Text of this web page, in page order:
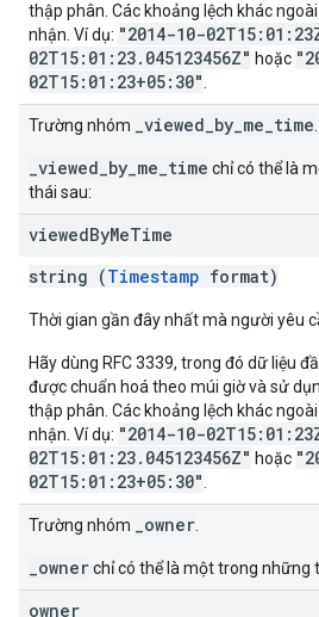
thập phân. Các khoảng lệch khác
nhận. Ví dụ: "2014-10-
02T15:01:23.045123456Z" hoặc
02T15:01:23+05:30"
Trường nhóm _viewed_by_me_time
_viewed_by_me_time chỉ có thể là
thái sau:
viewedByMeTime
string (Timestamp format)
Thời gian gần đây nhất mà người yêu
Hãy dùng RFC 3339, trong đó dữ liệu
được chuẩn hoá theo múi giờ và sử
thập phân. Các khoảng lệch khác
nhận. Ví dụ: "2014-10-
02T15:01:23.045123456Z" hoặc
02T15:01:23+05:30"
Trường nhóm _owner
_ownerchỉ có thể là một trong những
owner